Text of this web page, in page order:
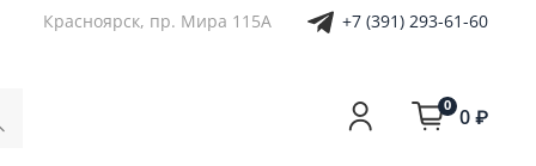
Красноярск, пр. Мира 115А +7 (391) 293-61-60
0 0 ₽